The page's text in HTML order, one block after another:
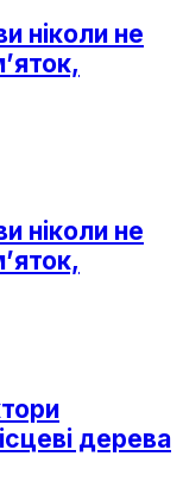
ніколи не
ніколи не
дерева